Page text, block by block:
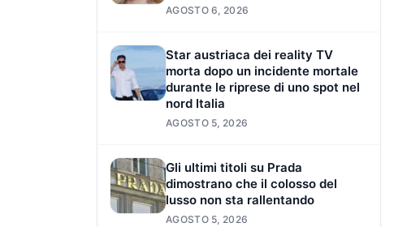
AGOSTO 6, 2026
Star austriaca dei reality TV
morta dopo un incidente mortale
durante le riprese di uno spot nel
nord Italia
AGOSTO 5, 2026
Gli ultimi titoli su Prada
dimostrano che il colosso del
lusso non sta rallentando
AGOSTO 5, 2026